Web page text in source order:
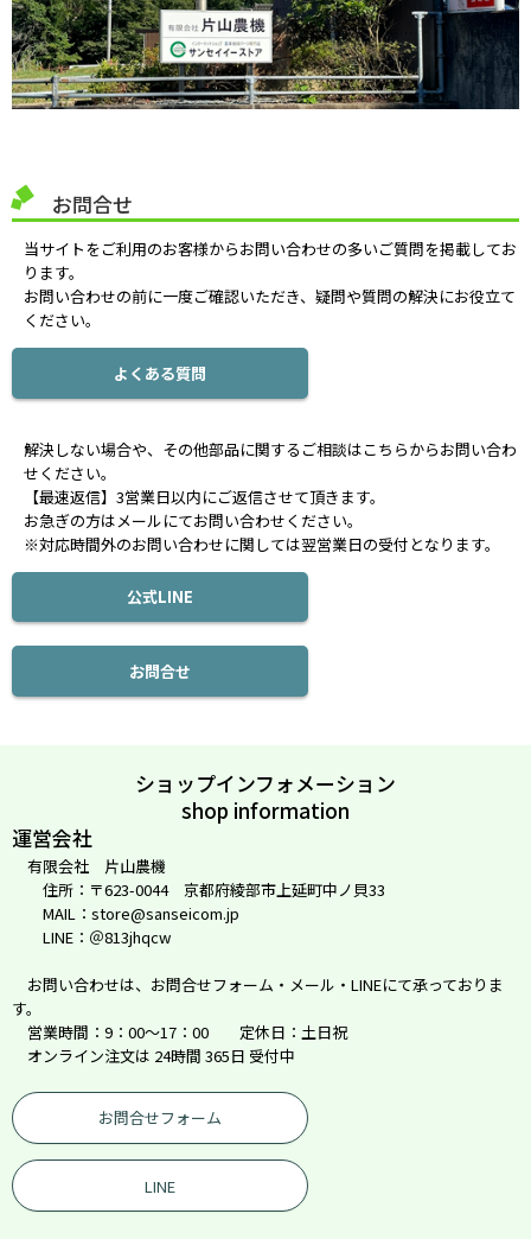
お問合せ
当サイトをご利用のお客様からお問い合わせの多いご質問を掲載してお
ります。
お問い合わせの前に一度ご確認いただき、疑問や質問の解決にお役立て
ください。
よくある質問
解決しない場合や、その他部品に関するご相談はこちらからお問い合わ
せください。
【最速返信】3営業日以内にご返信させて頂きます。
お急ぎの方はメールにてお問い合わせください。
※対応時間外のお問い合わせに関しては翌営業日の受付となります。
公式LINE
お問合せ
ショップインフォメーション
shop information
運営会社
有限会社 片山農機
住所：〒623-0044 京都府綾部市上延町中ノ貝33
MAIL：store@sanseicom.jp
LINE：＠813jhqcw
お問い合わせは、お問合せフォーム・メール・LINEにて承っておりま
す。
営業時間：9：00～17：00 定休日：土日祝
オンライン注文は 24時間 365日 受付中
お問合せフォーム
LINE